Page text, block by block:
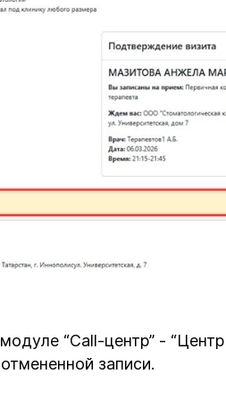
“Call-центр” -
записи.